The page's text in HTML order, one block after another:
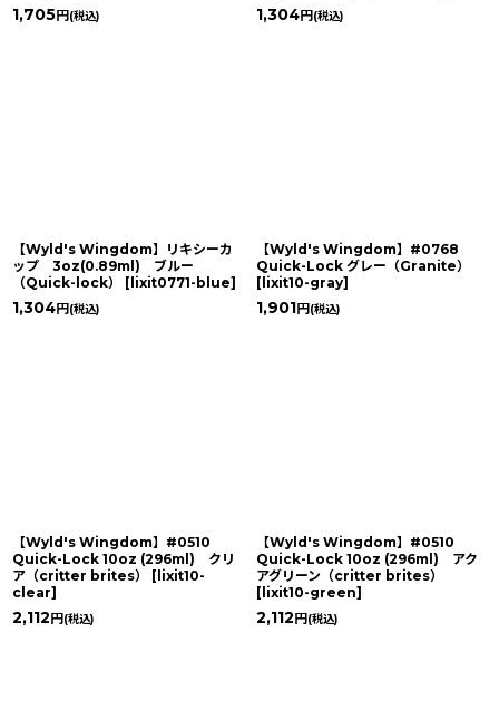
1,705円 (税込) 1,304円 (税込)
【Wyld's Wingdom】リキシーカ
ップ 3oz(0.89ml) ブルー
（Quick-lock）
[ lixit0771-blue]
1,304円 (税込)
【Wyld's Wingdom】#0768
Quick-Lock グレー（Granite）
[ lixit10-gray]
1,901円 (税込)
【Wyld's Wingdom】#0510
Quick-Lock 10oz (296ml) クリ
ア（critter brites）
[ lixit10-
clear]
2,112 円 (税込)
【Wyld's Wingdom】#0510
Quick-Lock 10oz (296ml) アク
アグリーン（critter brites）
[ lixit10-green]
2,112 円 (税込)